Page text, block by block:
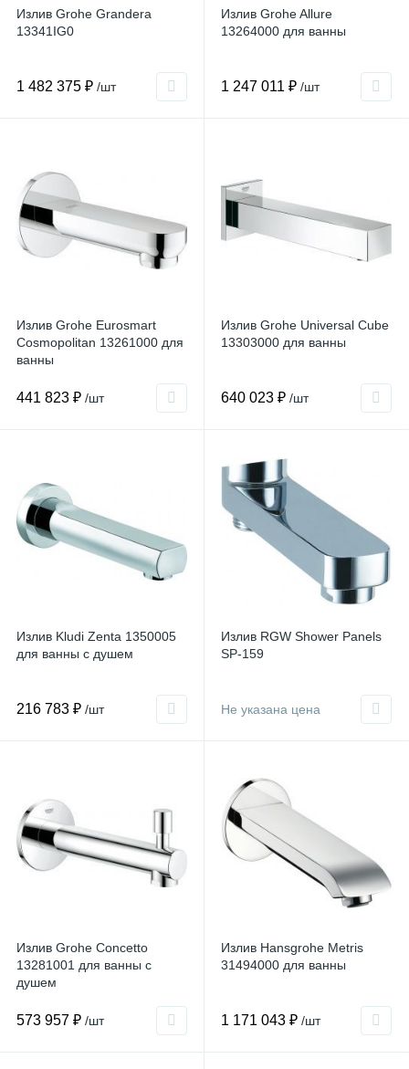
Излив Grohe Grandera
13341IG0
1 482 375 ₽ /шт
Излив Grohe Allure
13264000 для ванны
1 247 011 ₽ /шт
Излив Grohe Eurosmart
Cosmopolitan 13261000 для
ванны
441 823 ₽ /шт
Излив Grohe Universal Cube
13303000 для ванны
640 023 ₽ /шт
Излив Kludi Zenta 1350005
для ванны с душем
216 783 ₽ /шт
Излив RGW Shower Panels
SP-159
Не указана цена
Излив Grohe Concetto
13281001 для ванны с
душем
573 957 ₽ /шт
Излив Hansgrohe Metris
31494000 для ванны
1 171 043 ₽ /шт